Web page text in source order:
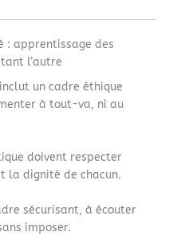
: apprentissage des
l’autre
inclut un cadre éthique
à tout-va, ni au
doivent respecter
la dignité de chacun.
sécurisant, à écouter
imposer.